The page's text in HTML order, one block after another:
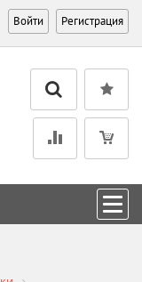
Войти Регистрация